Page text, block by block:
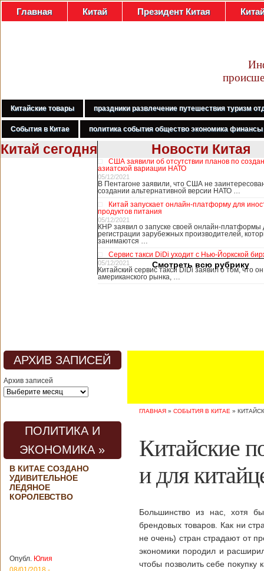
Главная Китай Президент Китая
Китайские товары праздники развлечение путешествия туризм
События в Китае политика события общество экономика финансы
Китай сегодня
чтобы власти
полностью
закрыли границу с
материковым
Китаем, что
короонавируса в
регионе.
протеста стало
профсоюзное
объединение
медицинских
работников. По
04/02/2020 - 15:45
Третий год
подряд Китай
Новости Китая
США заявили об отсутствии планов по
азиатской вариации НАТО
05/12/2021
В Пентагоне заявили, что США не
создании альтернативной версии НАТО …
Китай запускает онлайн-платформу для
продуктов питания
05/12/2021
КНР заявил о запуске своей онлайн-платформы
регистрации зарубежных производителей,
занимаются …
Сервис такси DiDi уходит с Нью-Йоркской
05/12/2021
Китайский сервис такси DiDi заявил о том, что
американского рынка, …
Смотреть всю рубрику
АРХИВ ЗАПИСЕЙ
Архив записей
ПОЛИТИКА И
ЭКОНОМИКА »
В КИТАЕ СОЗДАНО
УДИВИТЕЛЬНОЕ
ЛЕДЯНОЕ
КОРОЛЕВСТВО
Опубл. Юлия
ГЛАВНАЯ » СОБЫТИЯ В КИТАЕ »
Китайские
и для
Большинство из нас, хотя
брендовых товаров. Как ни
не очень) стран страдают от
экономики породил и
чтобы позволить себе